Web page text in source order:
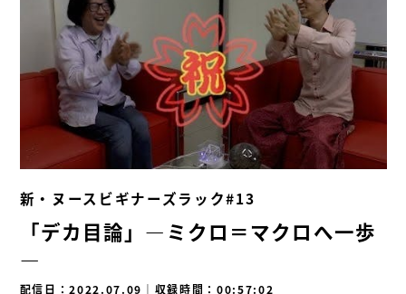
新・ヌースビギナーズラック#13
「デカ目論」―ミクロ＝マクロへ一歩
―
配信日：2022.07.09 ｜ 収録時間：00:57:02